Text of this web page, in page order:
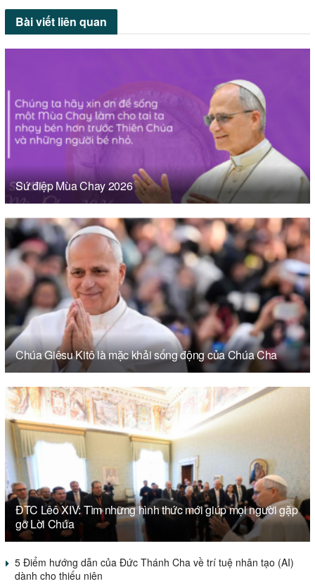
Bài viết liên quan
Sứ điệp Mùa Chay 2026
Chúa Giêsu Kitô là mặc khải sống động của Chúa Cha
ĐTC Lêô XIV: Tìm những hình thức mới giúp mọi người gặp
gỡ Lời Chúa
5 Điểm hướng dẫn của Đức Thánh Cha về trí tuệ nhân tạo (AI)
dành cho thiếu niên